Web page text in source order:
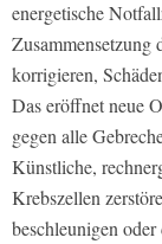
energetische
Zusammensetzung
korrigieren,
Das eröffnet neue
gegen alle
Künstliche,
Krebszellen
beschleunigen